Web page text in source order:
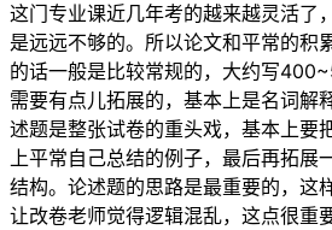
这门专业课近几年考的越来越灵活了
是远远不够的。所以论文和平常的积
的话一般是比较常规的，大约写
需要有点儿拓展的，基本上是名词解
述题是整张试卷的重头戏，基本上要
上平常自己总结的例子，最后再拓展
结构。论述题的思路是最重要的，这
让改卷老师觉得逻辑混乱，这点很重要